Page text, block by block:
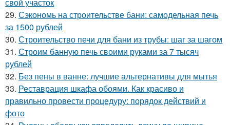
свой участок
29. Сэкономь на строительстве бани: самодельная печь
за 1500 рублей
30. Строительство печи для бани из трубы: шаг за шагом
31. Строим банную печь своими руками за 7 тысяч
рублей
32. Без пены в ванне: лучшие альтернативы для мытья
33. Реставрация шкафа обоями. Как красиво и
правильно провести процедуру: порядок действий и
фото